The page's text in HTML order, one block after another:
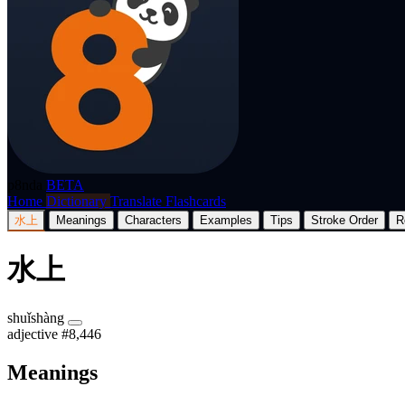
BETA
Home Dictionary Translate Flashcards
水上 Meanings Characters Examples Tips Stroke Order
水上
shuǐshàng
adjective #8,446
Meanings